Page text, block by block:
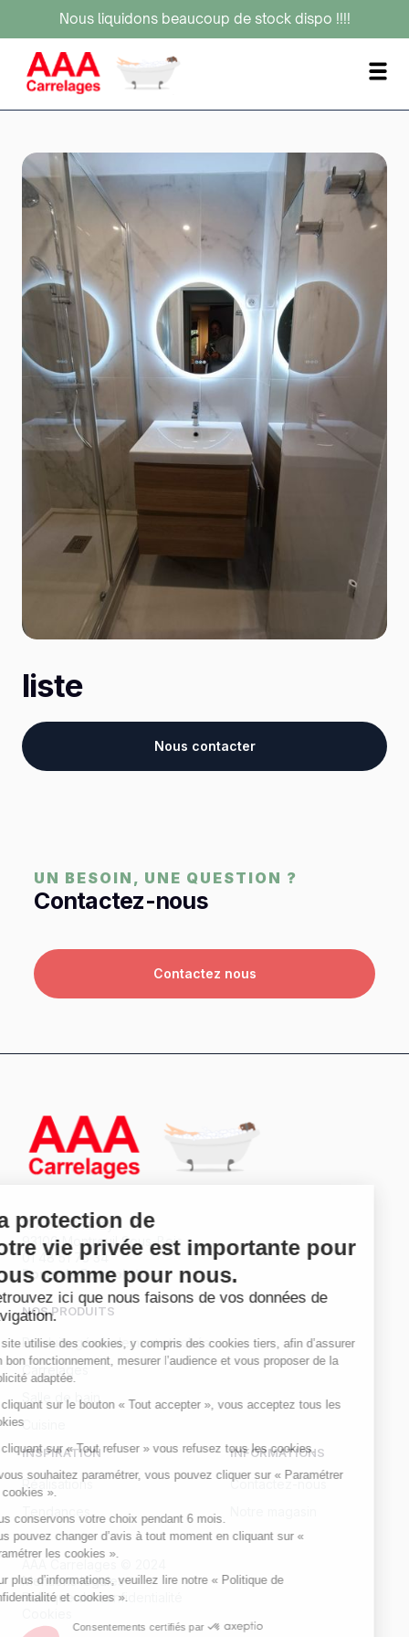
Nous liquidons beaucoup de stock dispo !!!!
liste
Nous contacter
UN BESOIN, UNE QUESTION ?
Contactez-nous
Contactez nous
137 bd. Chanzy
93100 Montreuil Sous-Bois
01 48 51 75 34
Porte de Bagnolet
NOS PRODUITS
Produits généralement stockés
Carrelages
Salle de bain
Cuisine
INSPIRATION
Réalisations
INFORMATIONS
Contactez-nous
Mentions légales
Politique de confidentialité
La protection de
votre vie privée est
vous comme pour
nous.
Retrouvez ici que nous
faisons de vos données de
navigation.
Ce site utilise des cookies, y compris des cookies tiers, afin d’assurer
son bon fonctionnement, mesurer l’audience et vous proposer de la
publicité adaptée.
En cliquant sur le bouton « Tout accepter », vous acceptez tous les
cookies
En cliquant sur « Tout refuser » vous refusez tous les cookies.
Si vous souhaitez paramétrer, vous pouvez cliquer sur « Paramétrer
les cookies ».
Nous conservons votre choix pendant 6 mois.
Vous pouvez changer d’avis à tout moment en cliquant sur «
Paramétrer les cookies ».
Pour plus d’informations, veuillez lire notre « Politique de
confidentialité et cookies ».
Consentements certifiés par